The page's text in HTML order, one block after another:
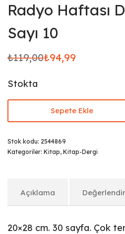
Radyo Haftası
Sayı 10
₺119,00
Orijinal
₺119,00.
₺94,99
Şu
fiyat:
₺94,99.
Stokta
Sepete Ekle
Stok kodu: 2544869
Kategoriler: Kitap, Kitap-Dergi
Açıklama
20×28 cm. 30 sayfa. Çok